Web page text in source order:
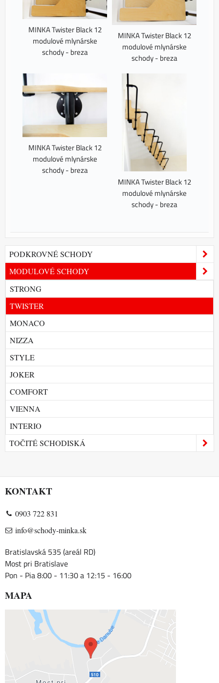
MINKA Twister Black 12
modulové mlynárske
schody - breza
MINKA Twister Black 12
modulové mlynárske
schody - breza
MINKA Twister Black 12
modulové mlynárske
schody - breza
MINKA Twister Black 12
modulové mlynárske
schody - breza
PODKROVNÉ SCHODY
MODULOVÉ SCHODY
STRONG
TWISTER
MONACO
NIZZA
STYLE
JOKER
COMFORT
VIENNA
INTERIO
TOČITÉ SCHODISKÁ
KONTAKT
0903 722 831
info@schody-minka.sk
Bratislavská 535 (areál RD)
Most pri Bratislave
Pon - Pia 8:00 - 11:30 a 12:15 - 16:00
MAPA